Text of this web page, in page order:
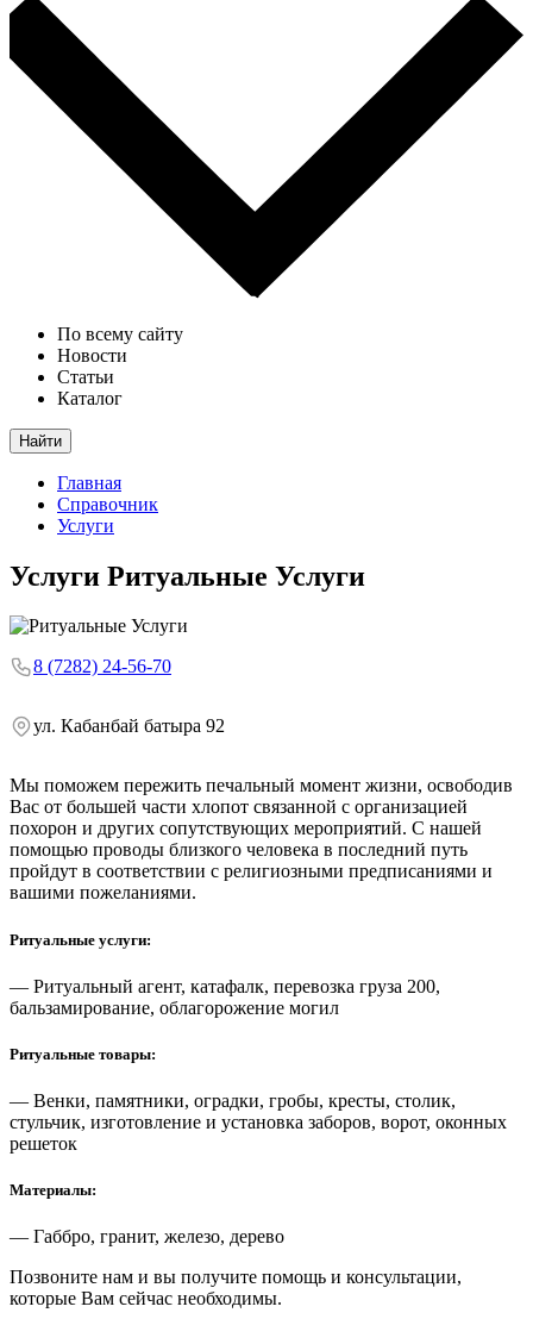
По всему сайту
Новости
Статьи
Каталог
Найти
Главная
Справочник
Услуги
Услуги Ритуальные Услуги
8 (7282) 24-56-70
ул. Кабанбай батыра 92
Мы поможем пережить печальный момент жизни, освободив
Вас от большей части хлопот связанной с организацией
похорон и других сопутствующих мероприятий. С нашей
помощью проводы близкого человека в последний путь
пройдут в соответствии с религиозными предписаниями и
вашими пожеланиями.
Ритуальные услуги:
— Ритуальный агент, катафалк, перевозка груза 200,
бальзамирование, облагорожение могил
Ритуальные товары:
— Венки, памятники, оградки, гробы, кресты, столик,
стульчик, изготовление и установка заборов, ворот, оконных
решеток
Материалы:
— Габбро, гранит, железо, дерево
Позвоните нам и вы получите помощь и консультации,
которые Вам сейчас необходимы.